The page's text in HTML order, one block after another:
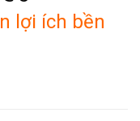
lợi ích bền